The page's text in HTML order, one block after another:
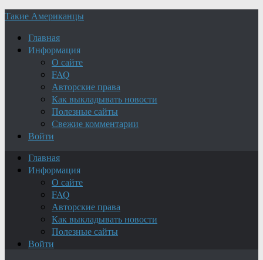
Такие Американцы
Главная
Информация
О сайте
FAQ
Авторские права
Как выкладывать новости
Полезные сайты
Свежие комментарии
Войти
Главная
Информация
О сайте
FAQ
Авторские права
Как выкладывать новости
Полезные сайты
Войти